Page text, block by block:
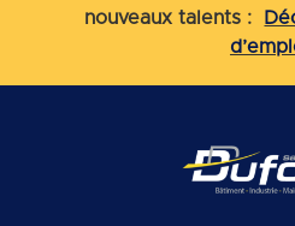
nouveaux talents :